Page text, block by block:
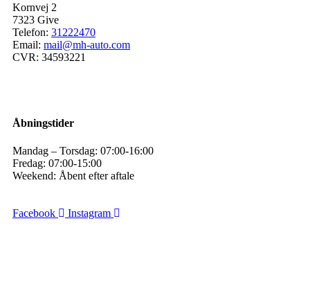
Kornvej 2
7323 Give
Telefon: 31222470
Email: mail@mh-auto.com
CVR: 34593221
Åbningstider
Mandag – Torsdag: 07:00-16:00
Fredag: 07:00-15:00
Weekend: Åbent efter aftale
Facebook Instagram